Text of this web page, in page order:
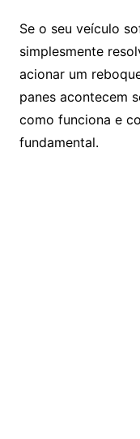
Se o seu veículo
simplesmente
acionar um
panes acontecem
como funciona e
fundamental.